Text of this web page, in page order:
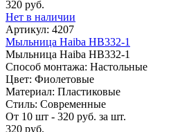
320 руб.
Нет в наличии
Артикул: 4207
Мыльница Haiba HB332-1
Мыльница Haiba HB332-1
Способ монтажа: Настольные
Цвет: Фиолетовые
Материал: Пластиковые
Стиль: Современные
От 10 шт - 320 руб. за шт.
320 руб.